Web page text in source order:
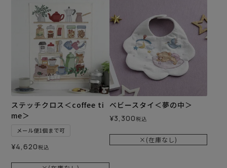
ステッチクロス＜coffee ti
me＞
メール便1個まで可
¥4,620税込
ベビースタイ＜夢の中＞
¥3,300税込
×(在庫なし)